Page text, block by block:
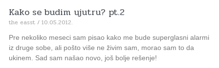
Kako se budim ujutru? pt.2
the easst 10.05.2012.
Pre nekoliko meseci sam pisao kako me bude superglasni alarmi
iz druge sobe, ali pošto više ne živim sam, morao sam to da
ukinem. Sad sam našao novo, još bolje rešenje!